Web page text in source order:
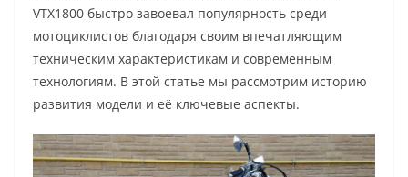
VTX1800 быстро завоевал популярность среди
мотоциклистов благодаря своим впечатляющим
техническим характеристикам и современным
технологиям. В этой статье мы рассмотрим историю
развития модели и её ключевые аспекты.